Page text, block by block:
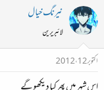
نیرنگ خیال
لائبریرین
اکتوبر 12، 2012